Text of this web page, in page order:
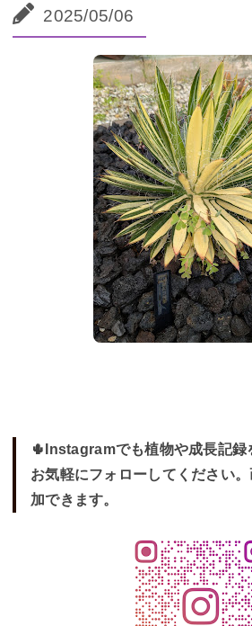
2025/05/06
🌵Instagramでも植物や成長記録
お気軽にフォローしてください
加できます。